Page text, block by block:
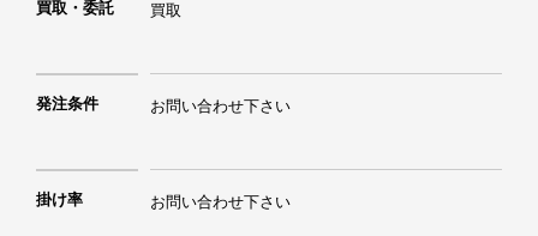
買取・委託 買取
発注条件 お問い合わせ下さい
掛け率 お問い合わせ下さい